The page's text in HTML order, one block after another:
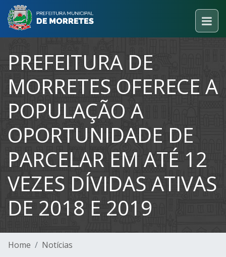
PREFEITURA DE
MORRETES OFERECE A
POPULAÇÃO A
OPORTUNIDADE DE
PARCELAR EM ATÉ 12
VEZES DÍVIDAS ATIVAS
DE 2018 E 2019
Home Notícias